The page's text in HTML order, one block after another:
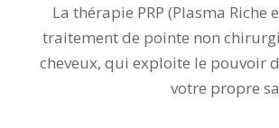
La thérapie PRP (Plasma Riche
traitement de pointe non
cheveux, qui exploite le pouvoir
votre propre